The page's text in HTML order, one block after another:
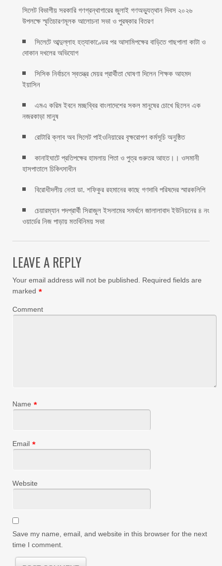
সিলেট বিভাগীয় সরকারি গণগ্রন্থাগারের জুলাই গণঅভ্যুত্থান দিবস ২০২৬
উপলক্ষে স্মৃতিচারণমূলক আলোচনা সভা ও পুরষ্কার বিতরণ ‎ ‎
সিলেটে আব্দুল্লাহ হত্যাকাণ্ডের পর আসামিপক্ষের বাড়িতে গাছপালা কাটা ও
দোকান দখলের অভিযোগ
সিসিক নির্বাচনে স্বতন্ত্র মেয়র প্রার্থীতা ঘোষণা দিলেন শিক্ষক আহমদ
ইয়াসিন
এমএ করিম ইবনে মচ্ছব্বির বাংলাদেশের সকল মানুষের চোখে ছিলেন এক
নজরকাড়া মানুষ ‎
রোটারি ক্লাব অব সিলেট পাইওনিয়ারের বৃক্ষরোপণ কর্মসূচি অনুষ্ঠিত
কানাইঘাটে প্রতিপক্ষের হামলায় পিতা ও পুত্র গুরুতর আহত।। ওসমানী
হাসপাতালে চিকিৎসাধীন
বিরোধীদলীয় নেতা ডা. শফিকুর রহমানের কাছে গণদাবি পরিষদের স্মারকলিপি ‎
চেয়ারম্যান পদপ্রার্থী সিরাজুল ইসলামের সমর্থনে জালালাবাদ ইউনিয়নের ৪ নং
ওয়ার্ডের নিজ পাড়ায় মতবিনিময় সভা
LEAVE A REPLY
Your email address will not be published.
Required fields are
marked *
Comment
Name *
Email *
Website
Save my name, email, and website in this browser for the next
time I comment.